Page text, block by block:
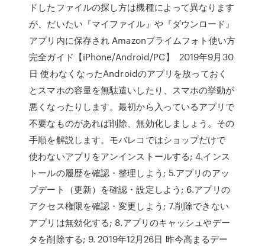
ドしたファイルの探し方は機種によって異なります
が、だいたい『マイファイル』や『ダウンロード』
アプリ内に保存され Amazonプライムフォト使い方
完全ガイド【iPhone/Android/PC】 2019年9月30
日 使わなくなったAndroidのアプリを放っておく
とスマホの容量を無駄遣いしたり、スマホの挙動が
悪くなったりします。最初から入っているアプリで
不要なものがあれば削除、無効化しましょう。その
手順を解説します。モバレコではショップだけで
使わないアプリをアンインストールする; 4.インス
トールの履歴を確認・整理しよう; 5.アプリのアッ
プデート（更新）を確認・設定しよう; 6.アプリの
アクセス権限を確認・変更しよう; 7.削除できない
アプリは無効化する; 8.アプリのキャッシュやデー
タを削除する; 9. 2019年12月26日 昨今高まるデー